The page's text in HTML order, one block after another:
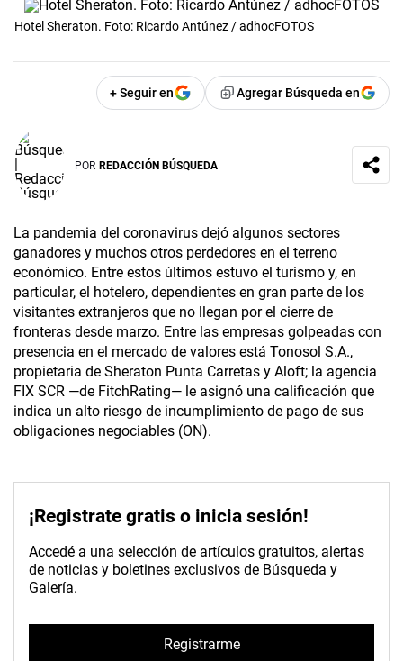
Hotel Sheraton. Foto: Ricardo Antúnez / adhocFOTOS
+ Seguir en Agregar Búsqueda en
POR REDACCIÓN BÚSQUEDA
La pandemia del coronavirus dejó algunos sectores
ganadores y muchos otros perdedores en el terreno
económico. Entre estos últimos estuvo el turismo y, en
particular, el hotelero, dependientes en gran parte de los
visitantes extranjeros que no llegan por el cierre de
fronteras desde marzo. Entre las empresas golpeadas con
presencia en el mercado de valores está Tonosol S.A.,
propietaria de Sheraton Punta Carretas y Aloft; la agencia
FIX SCR —de FitchRating— le asignó una calificación que
indica un alto riesgo de incumplimiento de pago de sus
obligaciones negociables (ON).
¡Registrate gratis o inicia sesión!
Accedé a una selección de artículos gratuitos, alertas
de noticias y boletines exclusivos de Búsqueda y
Galería.
Registrarme